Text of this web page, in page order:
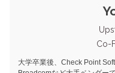
Co-
大学卒業後、Check Point